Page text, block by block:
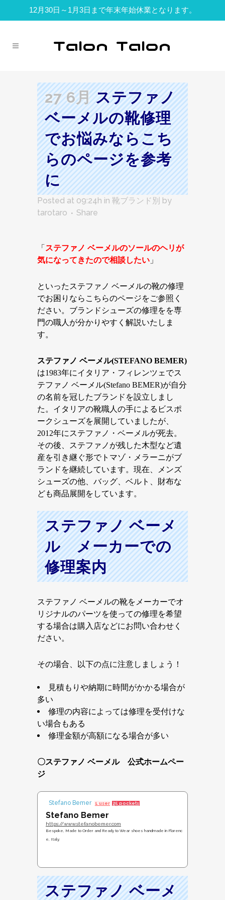
12月30日～1月3日まで年末年始休業となります。
27 6月ステファノ
ベーメルの靴修理
でお悩みならこち
らのページを参考
に
Posted at 09:24h in 靴ブランド別 by
tarotaro
Share
「 ステファノ ベーメルのソールのヘリが
気になってきたので相談したい 」
といったステファノ ベーメルの靴の修理
でお困りならこちらのページをご参照く
ださい。ブランドシューズの修理をを専
門の職人が分かりやすく解説いたしま
す。
ステファノ ベーメル(STEFANO BEMER)
は1983年にイタリア・フィレンツェでス
テファノ ベーメル(Stefano BEMER)が自分
の名前を冠したブランドを設立しまし
た。イタリアの靴職人の手によるビスポ
ークシューズを展開していましたが、
2012年にステファノ・ベーメルが死去。
その後、ステファノが残した木型など遺
産を引き継ぐ形でトマゾ・メラーニがブ
ランドを継続しています。現在、メンズ
シューズの他、バッグ、ベルト、財布な
ども商品展開をしています。
ステファノ ベーメ
ル メーカーでの
修理案内
ステファノ ベーメルの靴をメーカーでオ
リジナルのパーツを使っての修理を希望
する場合は購入店などにお問い合わせく
ださい。
その場合、以下の点に注意しましょう！
見積もりや納期に時間がかかる場合が
多い
修理の内容によっては修理を受付けな
い場合もある
修理金額が高額になる場合が多い
〇ステファノ ベーメル 公式ホームペー
ジ
Stefano Bemer 1 user 25 pockets
Stefano Bemer
https://www.stefanobemer.com
Bespoke, Made to Order and Ready to Wear shoes handmade in Florenc
e, Italy.
ステファノ ベーメ